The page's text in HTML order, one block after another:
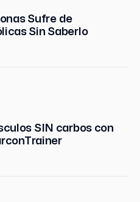
Sufre de
Sin Saberlo
SIN carbos con